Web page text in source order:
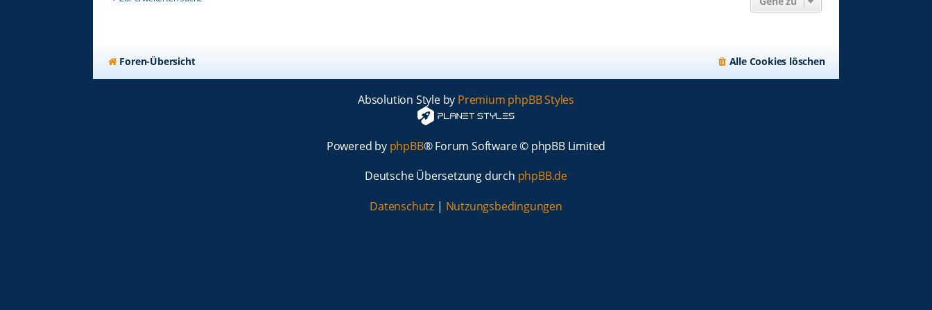
Foren-Übersicht Alle Cookies löschen
Absolution Style by Premium phpBB Styles
Powered by phpBB® Forum Software © phpBB Limited
Deutsche Übersetzung durch phpBB.de
Datenschutz | Nutzungsbedingungen